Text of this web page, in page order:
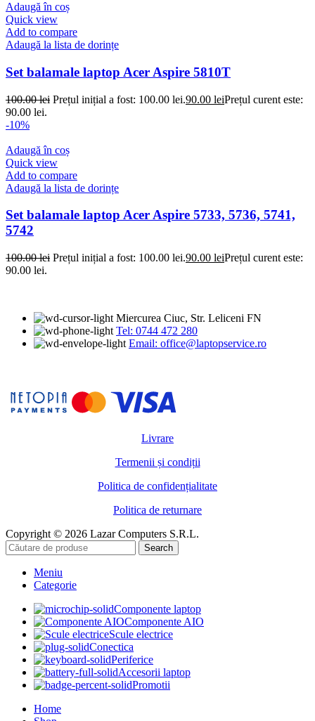
Adaugă în coș
Quick view
Add to compare
Adaugă la lista de dorințe
Set balamale laptop Acer Aspire 5810T
100.00lei Prețul inițial a fost: 100.00 lei.90.00 leiPrețul curent este:
90.00 lei.
-10%
Adaugă în coș
Quick view
Add to compare
Adaugă la lista de dorințe
Set balamale laptop Acer Aspire 5733, 5736, 5741,
5742
100.00lei Prețul inițial a fost: 100.00 lei.90.00 leiPrețul curent este:
90.00 lei.
Miercurea Ciuc, Str. Leliceni FN
Tel: 0744 472 280
Email: office@laptopservice.ro
Livrare
Termenii și condiții
Politica de confidențialitate
Politica de returnare
Copyright © 2026 Lazar Computers S.R.L.
Search
Meniu
Categorie
Componente laptop
Componente AIO
Scule electrice
Conectica
Periferice
Accesorii laptop
Promotii
Home